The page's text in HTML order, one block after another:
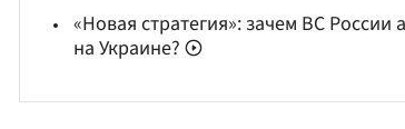
«Новая стратегия»: зачем ВС России
на Украине?